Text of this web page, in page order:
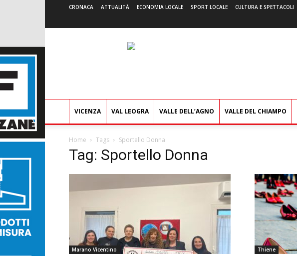
CRONACA ATTUALITÀ ECONOMIA LOCALE SPORT LOCALE CULTURA E SPETTACOLI
VICENZA VAL LEOGRA VALLE DELL’AGNO VALLE DEL CHIAMPO
Home Tags Sportello Donna
Tag: Sportello Donna
Marano Vicentino Thiene